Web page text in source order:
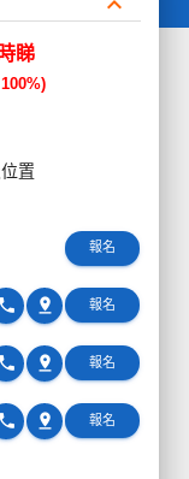
睇
置
報名
報名
pin_drop
phone
報名
pin_drop
phone
報名
pin_drop
phone